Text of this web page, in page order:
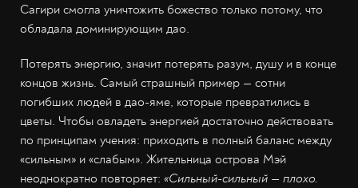
Сагири смогла уничтожить божество только потому, что
обладала доминирующим дао.
Потерять энергию, значит потерять разум, душу и в конце
концов жизнь. Самый страшный пример — сотни
погибших людей в дао-яме, которые превратились в
цветы. Чтобы овладеть энергией достаточно действовать
по принципам учения: приходить в полный баланс между
«сильным» и «слабым». Жительница острова Мэй
неоднократно повторяет: «Сильный-сильный — плохо.